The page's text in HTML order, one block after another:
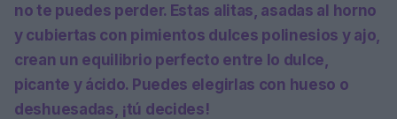
no te puedes perder. Estas alitas, asadas al horno
y cubiertas con pimientos dulces polinesios y ajo,
crean un equilibrio perfecto entre lo dulce,
picante y ácido. Puedes elegirlas con hueso o
deshuesadas, ¡tú decides!